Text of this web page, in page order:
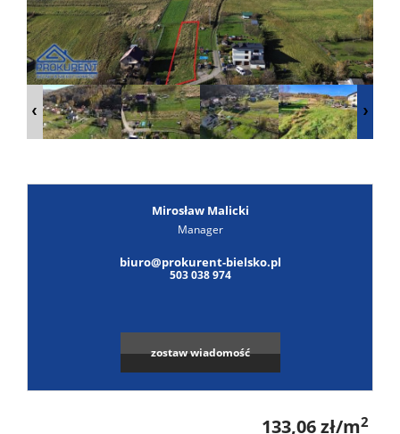
Zgłoś
ofertę
Leaflet
Mirosław Malicki
Manager
biuro@prokurent-bielsko.pl
503 038 974
zostaw wiadomość
133,06 zł/m2